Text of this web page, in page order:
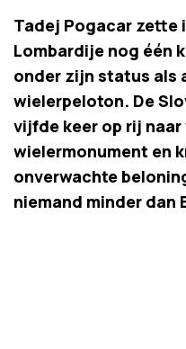
Tadej Pogacar zette
Lombardije nog één
onder zijn status als
wielerpeloton. De
vijfde keer op rij
wielermonument en
onverwachte
niemand minder dan